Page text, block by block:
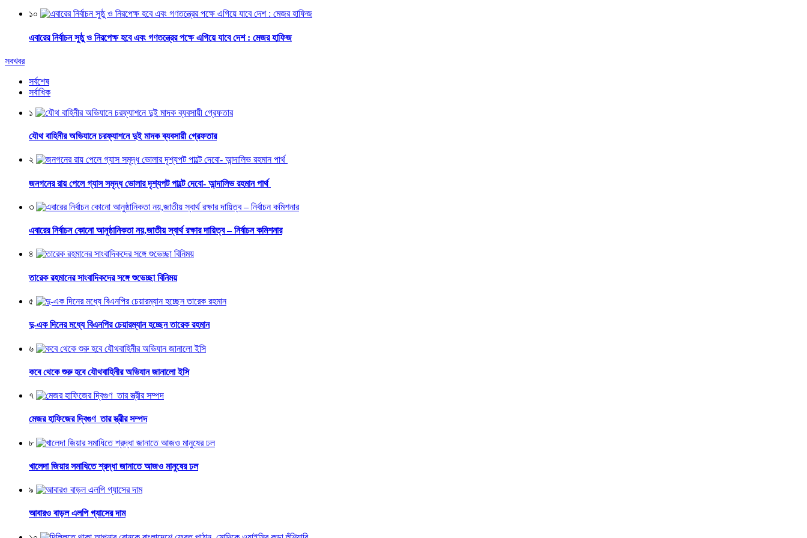
১০
এবারের নির্বাচন সুষ্ঠু ও নিরপেক্ষ হবে এবং গণতন্ত্রের পক্ষে এগিয়ে যাবে দেশ : মেজর হাফিজ
সবখবর
সর্বশেষ
সর্বাধিক
১
যৌথ বাহিনীর অভিযানে চরফ্যাশনে দুই মাদক ব্যবসায়ী গ্রেফতার
২
জনগনের রায় পেলে গ্যাস সমৃদ্ধ ভোলার দৃশ্যপট পাল্টে দেবো- আন্দালিভ রহমান পার্থ
৩
এবারের নির্বাচন কোনো আনুষ্ঠানিকতা নয়,জাতীয় স্বার্থ রক্ষার দায়িত্ব – নির্বাচন কমিশনার
৪
তারেক রহমানের সাংবাদিকদের সঙ্গে শুভেচ্ছা বিনিময়
৫
দু-এক দিনের মধ্যে বিএনপির চেয়ারম্যান হচ্ছেন তারেক রহমান
৬
কবে থেকে শুরু হবে যৌথবাহিনীর অভিযান জানালো ইসি
৭
মেজর হাফিজের দ্বিগুণ তার স্ত্রীর সম্পদ
৮
খালেদা জিয়ার সমাধিতে শ্রদ্ধা জানাতে আজও মানুষের ঢল
৯
আবারও বাড়ল এলপি গ্যাসের দাম